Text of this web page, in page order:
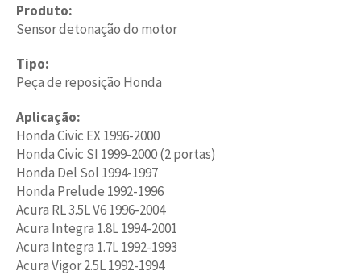
Produto:
Sensor detonação do motor
Tipo:
Peça de reposição Honda
Aplicação:
Honda Civic EX 1996-2000
Honda Civic SI 1999-2000 (2 portas)
Honda Del Sol 1994-1997
Honda Prelude 1992-1996
Acura RL 3.5L V6 1996-2004
Acura Integra 1.8L 1994-2001
Acura Integra 1.7L 1992-1993
Acura Vigor 2.5L 1992-1994